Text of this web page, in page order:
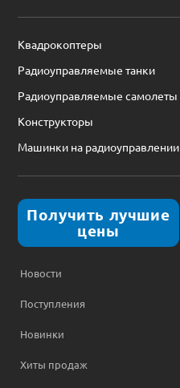
Квадрокоптеры
Радиоуправляемые танки
Радиоуправляемые самолеты
Конструкторы
Машинки на радиоуправлении
Получить лучшие
цены
Новости
Поступления
Новинки
Хиты продаж